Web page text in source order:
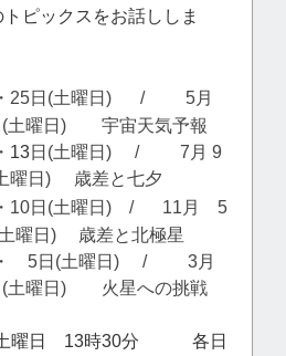
ピックスをお話ししま
25日(土曜日) /
5月
(土曜日) 宇宙天気予報
13日(土曜日) / 7月 9
曜日)
歳差と七夕
10日(土曜日) /
11月 5
曜日) 歳差と北極星
5日(土曜日)
/
3月
(土曜日) 火星への挑戦
曜日 13時30分 各日